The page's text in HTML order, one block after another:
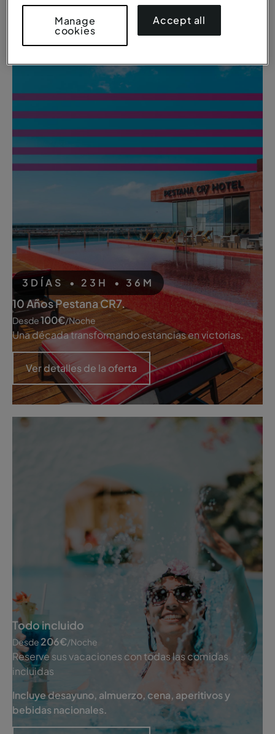
3 DÍAS • 23 H • 36 M
10 Años Pestana CR7.
Desde100€/noche
Una década transformando estancias en victorias.
Ver detalles de la oferta
Todo incluido
Desde206€/noche
Reserve sus vacaciones con todas las comidas
incluidas
Incluye desayuno, almuerzo, cena, aperitivos y
bebidas nacionales.
Manage
cookies
Accept all